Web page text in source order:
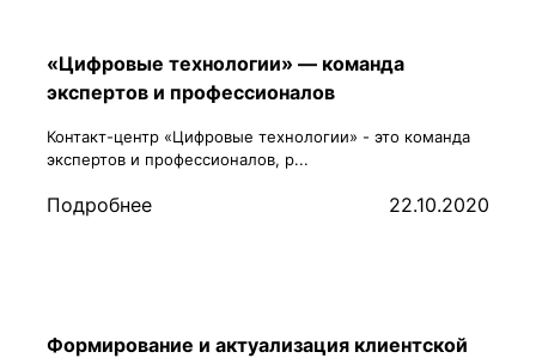
«Цифровые технологии» — команда
экспертов и профессионалов
Контакт-центр «Цифровые технологии» - это команда
экспертов и профессионалов, р...
Подробнее 22.10.2020
Формирование и актуализация клиентской